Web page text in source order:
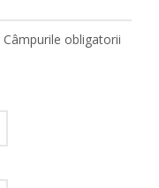
Câmpurile obligatorii